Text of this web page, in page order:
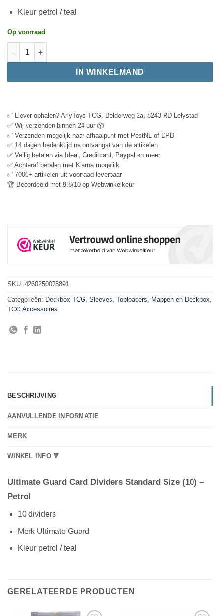
Kleur petrol / teal
Op voorraad
IN WINKELMAND
✅ Liever ophalen? ArlyToys TCG, Bolderweg 2a, 8243 RD Lelystad
✅ Wij verzenden binnen 24 uur 📦
✅ Verzenden mogelijk naar afhaalpunt met PostNL of DPD
✅ 14 dagen bedenktijd na ontvangst van de artikelen
✅ Veilig betalen via Ideal, Creditcard, Paypal en meer
✅ Achteraf betalen met Klarna mogelijk
✅ 7000+ artikelen uit voorraad leverbaar
🏆 Beoordeeld met 9.8/10 op Webwinkelkeur
SKU: 4260250078891
Categorieën: Deckbox TCG, Sleeves, Toploaders, Mappen en Deckbox,
TCG Accessoires
BESCHRIJVING
AANVULLENDE INFORMATIE
MERK
WINKEL INFO 🔻
Ultimate Guard Card Dividers Standard Size (10) –
Petrol
10 dividers
Merk Ultimate Guard
Kleur petrol / teal
GERELATEERDE PRODUCTEN